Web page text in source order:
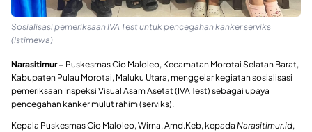
Sosialisasi pemeriksaan IVA Test untuk pencegahan kanker serviks
(Istimewa)
Narasitimur – Puskesmas Cio Maloleo, Kecamatan Morotai Selatan Barat,
Kabupaten Pulau Morotai, Maluku Utara, menggelar kegiatan sosialisasi
pemeriksaan Inspeksi Visual Asam Asetat (IVA Test) sebagai upaya
pencegahan kanker mulut rahim (serviks).
Kepala Puskesmas Cio Maloleo, Wirna, Amd.Keb, kepada Narasitimur.id,